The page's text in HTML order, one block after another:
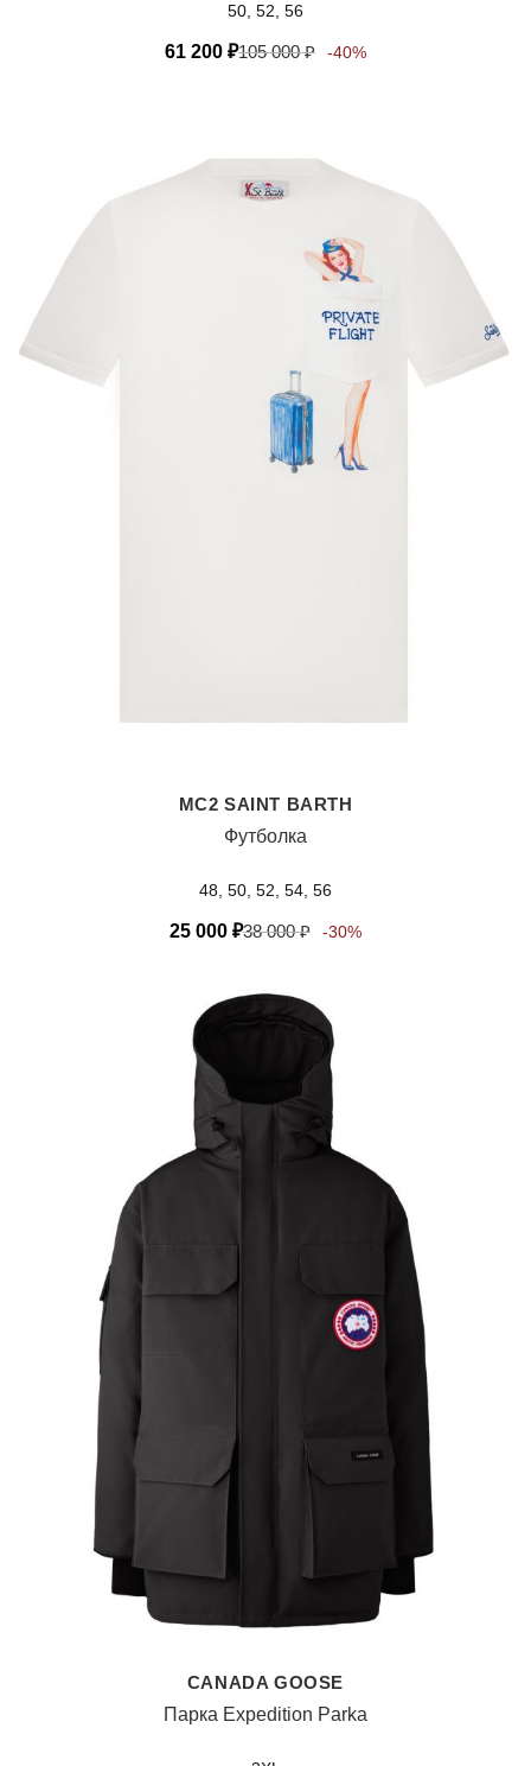
50, 52, 56
61 200 ₽105 000₽ -40%
MC2 SAINT BARTH
Футболка
48, 50, 52, 54, 56
25 000 ₽38 000₽ -30%
CANADA GOOSE
Парка Expedition Parka